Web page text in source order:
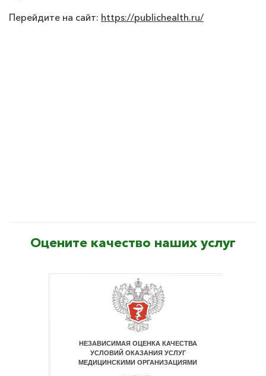
Перейдите на сайт: https://publichealth.ru/
Оцените качество наших услуг